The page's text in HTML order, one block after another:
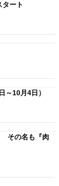
タート
～10月4日）
の名も『肉